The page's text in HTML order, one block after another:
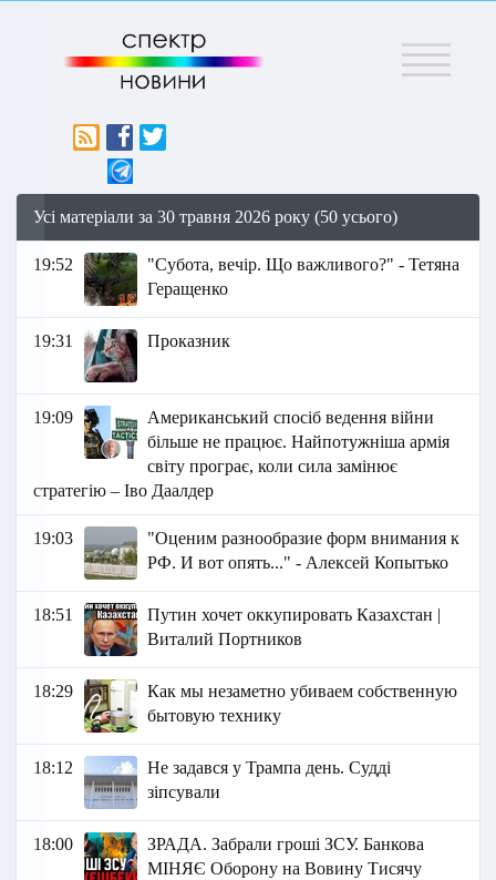
Меню
Усі матеріали за 30 травня 2026 року (50 усього)
19:52
"Субота, вечір. Що важливого?" - Тетяна
Геращенко
19:31 Проказник
19:09
Американський спосіб ведення війни
більше не працює. Найпотужніша армія
світу програє, коли сила замінює
стратегію – Іво Даалдер
19:03
"Оценим разнообразие форм внимания к
РФ. И вот опять..." - Алексей Копытько
18:51
Путин хочет оккупировать Казахстан |
Виталий Портников
18:29
Как мы незаметно убиваем собственную
бытовую технику
18:12
Не задався у Трампа день. Судді
зіпсували
18:00
ЗРАДА. Забрали гроші ЗСУ. Банкова
МІНЯЄ Оборону на Вовину Тисячу